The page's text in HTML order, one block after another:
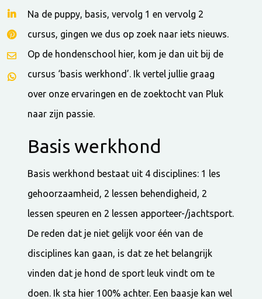
Na de puppy, basis, vervolg 1 en vervolg 2
cursus, gingen we dus op zoek naar iets nieuws.
Op de hondenschool hier, kom je dan uit bij de
cursus ‘basis werkhond’. Ik vertel jullie graag
over onze ervaringen en de zoektocht van Pluk
naar zijn passie.
Basis werkhond
Basis werkhond bestaat uit 4 disciplines: 1 les
gehoorzaamheid, 2 lessen behendigheid, 2
lessen speuren en 2 lessen apporteer-/jachtsport.
De reden dat je niet gelijk voor één van de
disciplines kan gaan, is dat ze het belangrijk
vinden dat je hond de sport leuk vindt om te
doen. Ik sta hier 100% achter. Een baasje kan wel